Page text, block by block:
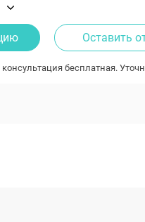
Оставить
бесплатная.